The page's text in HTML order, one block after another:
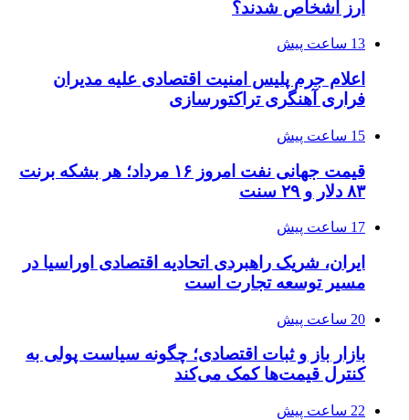
ارز اشخاص شدند؟
13 ساعت پیش
اعلام جرم پلیس امنیت اقتصادی علیه مدیران
فراری آهنگری تراکتورسازی
15 ساعت پیش
قیمت جهانی نفت امروز ۱۶ مرداد؛ هر بشکه برنت
۸۳ دلار و ۲۹ سنت
17 ساعت پیش
ایران، شریک راهبردی اتحادیه اقتصادی اوراسیا در
مسیر توسعه تجارت است
20 ساعت پیش
بازار باز و ثبات اقتصادی؛ چگونه سیاست پولی به
کنترل قیمت‌ها کمک می‌کند
22 ساعت پیش